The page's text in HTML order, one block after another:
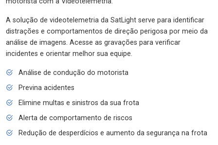
A solução de videotelemetria da SatLight serve para identificar
distrações e comportamentos de direção perigosa por meio da
análise de imagens. Acesse as gravações para verificar
incidentes e orientar melhor sua equipe.
Análise de condução do motorista
Previna acidentes
Elimine multas e sinistros da sua frota
Alerta de comportamento de riscos
Redução de desperdícios e aumento da segurança na frota